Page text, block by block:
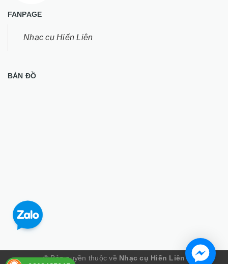
FANPAGE
Nhạc cụ Hiến Liên
BẢN ĐỒ
© Bản quyền thuộc về Nhạc cụ Hiến Liên